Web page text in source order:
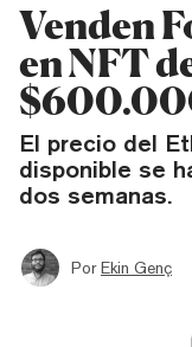
Venden
en NFT
El precio del
disponible se
dos semanas.
Por Ekin Genç